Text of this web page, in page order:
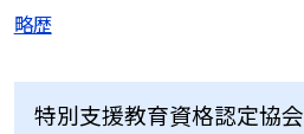
略歴
特別支援教育資格認定協会